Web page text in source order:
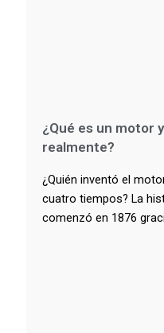
¿Qué es un motor
realmente?
¿Quién inventó el
cuatro tiempos? La
comenzó en 1876